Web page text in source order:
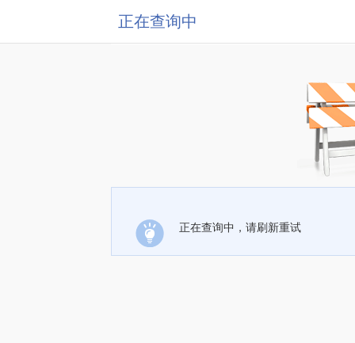
正在查询中
正在查询中，请刷新重试